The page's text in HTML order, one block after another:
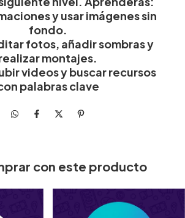
y usar imágenes sin
fondo.
fotos, añadir sombras y
montajes.
videos y buscar recursos
palabras clave
con este producto